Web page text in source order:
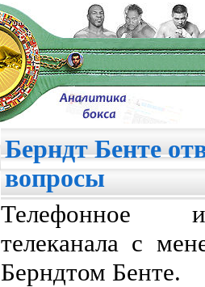
Берндт Бенте
вопросы
Телефонное
телеканала с
Берндтом Бенте.